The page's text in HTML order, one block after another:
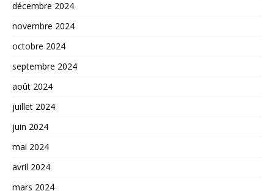
décembre 2024
novembre 2024
octobre 2024
septembre 2024
août 2024
juillet 2024
juin 2024
mai 2024
avril 2024
mars 2024